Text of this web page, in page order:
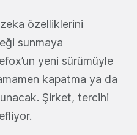
özelliklerini
sunmaya
yeni sürümüyle
kapatma ya da
Şirket, tercihi